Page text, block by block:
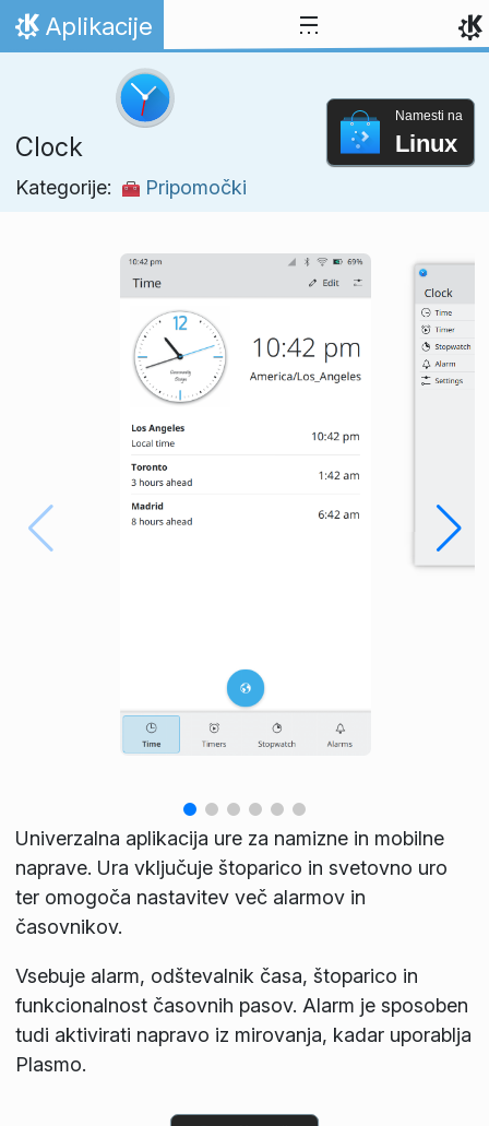
Preskoči na vsebino
Domov
Aplikacije
Clock
Kategorije: Pripomočki
Namesti na
Linux
Univerzalna aplikacija ure za namizne in mobilne
naprave. Ura vključuje štoparico in svetovno uro
ter omogoča nastavitev več alarmov in
časovnikov.
Vsebuje alarm, odštevalnik časa, štoparico in
funkcionalnost časovnih pasov. Alarm je sposoben
tudi aktivirati napravo iz mirovanja, kadar uporablja
Plasmo.